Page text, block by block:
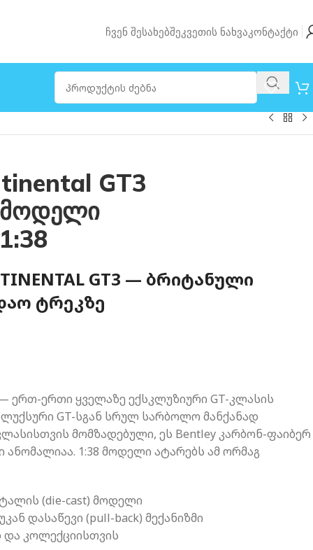
Ჩვენ ᲨესახებᲨეკვეთის ᲜახვაᲙონტაქტი
GT3
GT3 — ᲑᲠᲘᲢᲐᲜᲣᲚᲘ
ᲢᲠᲔᲙᲖᲔ
— ერთ-ერთი ყველაზე ექსკლუზიური GT-კლასის
GT-სგან სრულ სარბოლო მანქანად
მომზადებული, ეს Bentley კარბონ-ფაიბერ
ანომალიაა. 1:38 მოდელი ატარებს ამ ორმაგ
(die-cast) მოდელი
დასაწევი (pull-back) მექანიზმი
და კოლექციისთვის